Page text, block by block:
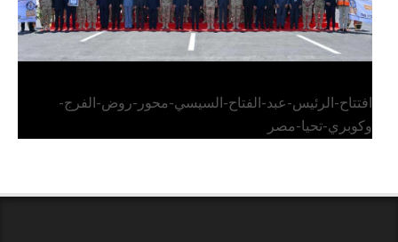
افتتاح-الرئيس-عبد-الفتاح-السيسي-محور-روض-الفرج-
وكوبري-تحيا-مصر